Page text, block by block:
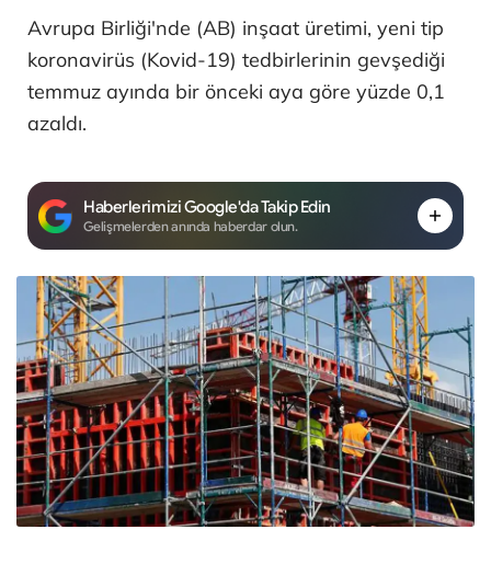
Avrupa Birliği'nde (AB) inşaat üretimi, yeni tip
koronavirüs (Kovid-19) tedbirlerinin gevşediği
temmuz ayında bir önceki aya göre yüzde 0,1
azaldı.
Haberlerimizi Google'da Takip Edin
Gelişmelerden anında haberdar olun.